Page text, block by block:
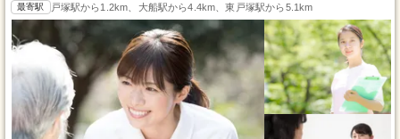
最寄駅 戸塚駅から1.2km、大船駅から4.4km、東戸塚駅から5.1km